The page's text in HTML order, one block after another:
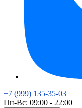
+7 (999) 135-35-03
Пн-Вс: 09:00 - 22:00